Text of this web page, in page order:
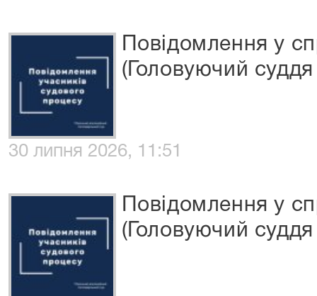
Повідомлення у
(Головуючий
30 липня 2026, 11:51
Повідомлення у
(Головуючий